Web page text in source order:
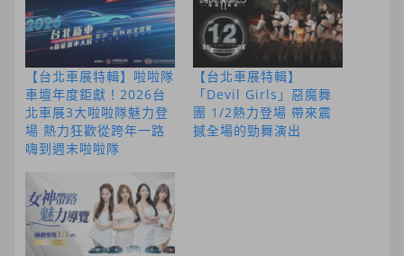
【台北車展特輯】啦啦隊
車壇年度鉅獻！2026台
北車展3大啦啦隊魅力登
場 熱力狂歡從跨年一路
嗨到週末啦啦隊
【台北車展特輯】
「Devil Girls」惡魔舞
團 1/2熱力登場 帶來震
撼全場的勁舞演出